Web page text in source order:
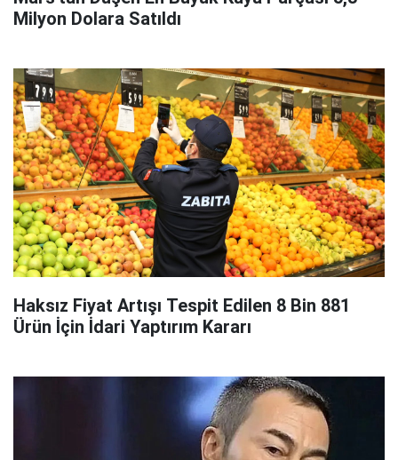
Milyon Dolara Satıldı
Haksız Fiyat Artışı Tespit Edilen 8 Bin 881
Ürün İçin İdari Yaptırım Kararı